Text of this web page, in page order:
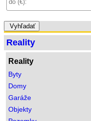
Vyhľadať
Reality
Reality
Byty
Domy
Garáže
Objekty